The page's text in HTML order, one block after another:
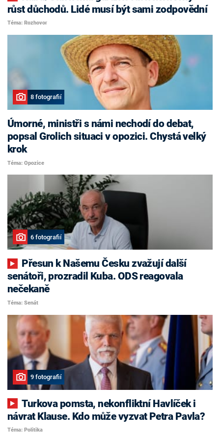
růst důchodů. Lidé musí být sami zodpovědní
Téma: Rozhovor
8 fotografií
Úmorné, ministři s námi nechodí do debat,
popsal Grolich situaci v opozici. Chystá velký
krok
Téma: Opozice
6 fotografií
senátoři, prozradil Kuba. ODS reagovala
nečekaně
Téma: Senát
9 fotografií
Turkova pomsta, nekonfliktní Havlíček i
návrat Klause. Kdo může vyzvat Petra Pavla?
Téma: Politika